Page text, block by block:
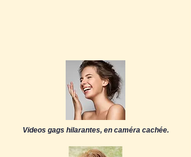
Videos gags hilarantes, en caméra cachée.